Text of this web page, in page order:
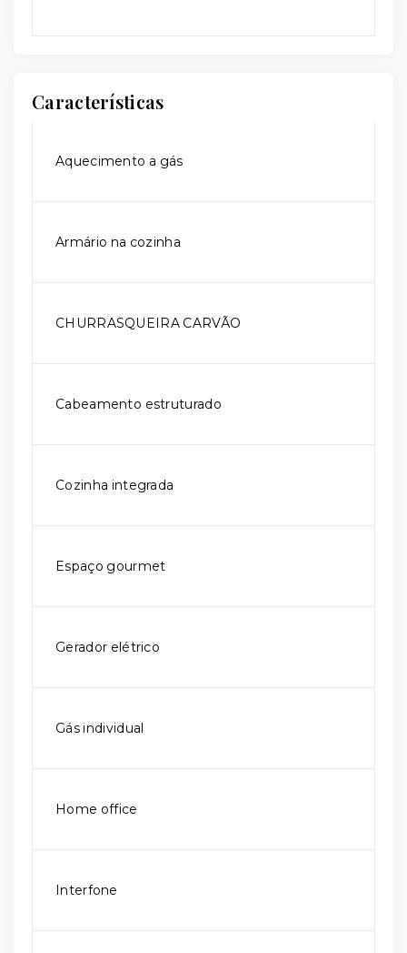
Características
Aquecimento a gás
Armário na cozinha
CHURRASQUEIRA CARVÃO
Cabeamento estruturado
Cozinha integrada
Espaço gourmet
Gerador elétrico
Gás individual
Home office
Interfone